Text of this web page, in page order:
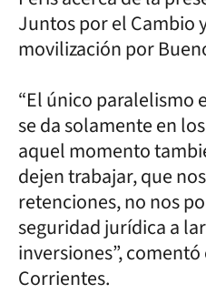
Juntos por el Cambio
movilización por
“El único paralelismo
se da solamente en
aquel momento
dejen trabajar, que
retenciones, no nos
seguridad jurídica a
inversiones”,
Corrientes.